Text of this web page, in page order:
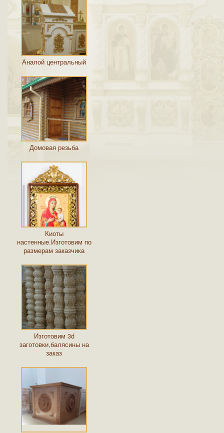
Аналой центральный
Домовая резьба
Киоты
настенные.Изготовим по
размерам заказчика
Изготовим 3d
заготовки,балясины на
заказ